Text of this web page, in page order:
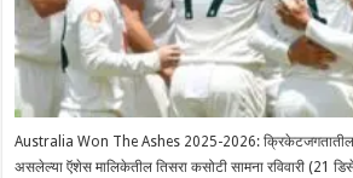
Australia Won The Ashes 2025-2026: क्रिकेटजगतातील
असलेल्या ऍशेस मालिकेतील तिसरा कसोटी सामना रविवारी (21